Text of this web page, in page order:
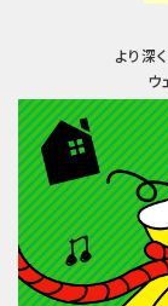
より深
ウ